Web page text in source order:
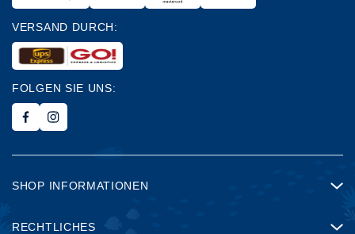
VERSAND DURCH:
FOLGEN SIE UNS:
SHOP INFORMATIONEN
RECHTLICHES